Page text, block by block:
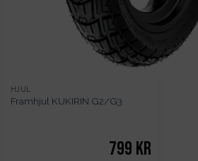
HJUL
Framhjul KUKIRIN G2/G3
799 kr